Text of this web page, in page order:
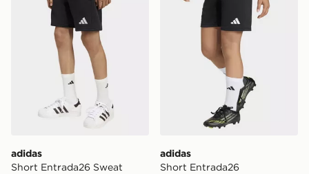
adidas
Short Entrada26 Sweat
adidas
Short Entrada26